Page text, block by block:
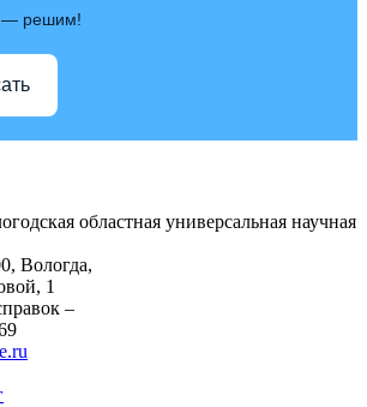
— решим!
областная универсальная научная
Вологда,
1
–